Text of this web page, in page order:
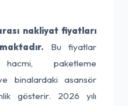
nakliyat fiyatları
Bu fiyatlar
paketleme
binalardaki asansör
gösterir. 2026 yılı